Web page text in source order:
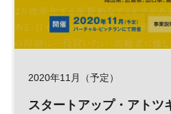
2020年11月（予定）
スタートアップ・アトツ